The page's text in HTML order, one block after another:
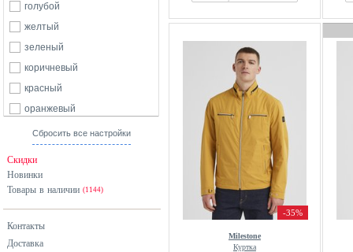
голубой
желтый
зеленый
коричневый
красный
оранжевый
серый
хаки
черный
Сбросить все настройки
Скидки
Новинки
Товары в наличии (1144)
Контакты
Доставка
-35%
Milestone
Куртка